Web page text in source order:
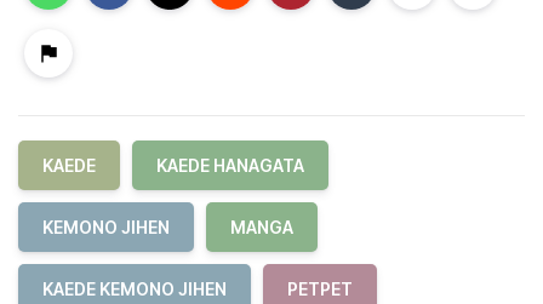
KAEDE KAEDE HANAGATA
KEMONO JIHEN MANGA
KAEDE KEMONO JIHEN PETPET